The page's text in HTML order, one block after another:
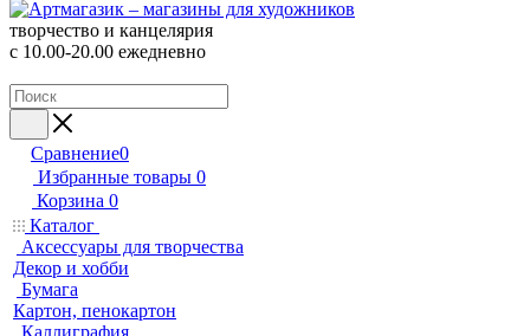
творчество и канцелярия
с 10.00-20.00 ежедневно
Сравнение0
Избранные товары 0
Корзина 0
Каталог
Аксессуары для творчества
Декор и хобби
Бумага
Картон, пенокартон
Каллиграфия